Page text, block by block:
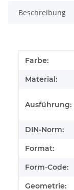
Beschreibung
Wert
Farbe:
Material:
Ausführung:
DIN-Norm:
Format:
Form-Code:
Geometrie: